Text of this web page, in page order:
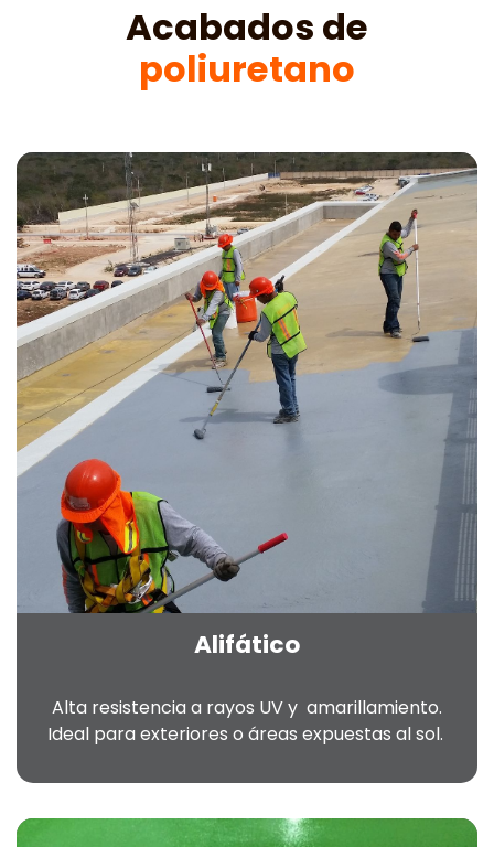
Acabados de
poliuretano
Alifático
Alta resistencia a rayos UV y amarillamiento.
Ideal para exteriores o áreas expuestas al sol.